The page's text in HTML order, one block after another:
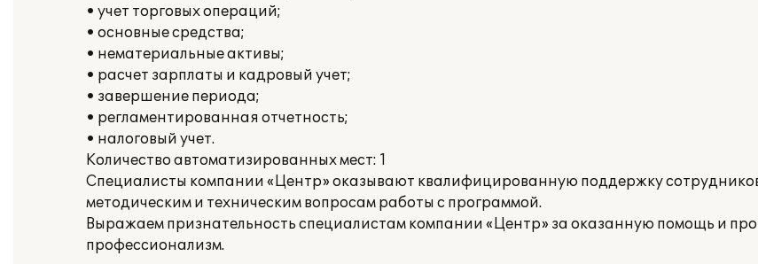
• учет торговых операций;
• основные средства;
• нематериальные активы;
• расчет зарплаты и кадровый учет;
• завершение периода;
• регламентированная отчетность;
• налоговый учет.
Количество автоматизированных мест: 1
Специалисты компании «Центр» оказывают квалифицированную поддержку
методическим и техническим вопросам работы с программой.
Выражаем признательность специалистам компании «Центр» за оказанную помощь и
профессионализм.